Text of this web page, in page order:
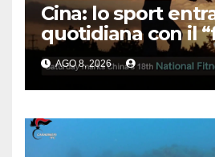
Cina: lo sport
quotidiana con il
minuti”
AGO 8, 2026